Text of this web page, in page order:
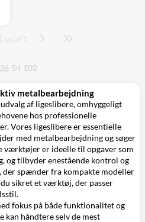
Side
1 ud af 1
36 54 102
metalbearbejdning
af ligeslibere, omhyggeligt
hos professionelle
Vores ligeslibere er essentielle
med metalbearbejdning og søger
er ideelle til opgaver som
og tilbyder enestående kontrol og
der spænder fra kompakte modeller
sikret et værktøj, der passer
fokus på både funktionalitet og
kan håndtere selv de mest